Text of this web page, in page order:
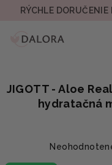
PrejsťDORUČENIE DO 24H
JIGOTT - Aloe
hydratačná
Priemerné